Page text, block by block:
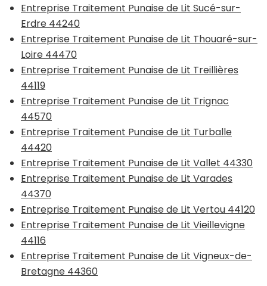
Entreprise Traitement Punaise de Lit Sucé-sur-
Erdre 44240
Entreprise Traitement Punaise de Lit Thouaré-sur-
Loire 44470
Entreprise Traitement Punaise de Lit Treillières
44119
Entreprise Traitement Punaise de Lit Trignac
44570
Entreprise Traitement Punaise de Lit Turballe
44420
Entreprise Traitement Punaise de Lit Vallet 44330
Entreprise Traitement Punaise de Lit Varades
44370
Entreprise Traitement Punaise de Lit Vertou 44120
Entreprise Traitement Punaise de Lit Vieillevigne
44116
Entreprise Traitement Punaise de Lit Vigneux-de-
Bretagne 44360